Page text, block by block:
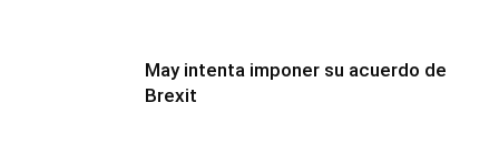
May intenta imponer su acuerdo de
Brexit